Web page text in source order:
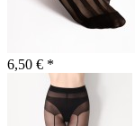
6,50 € *